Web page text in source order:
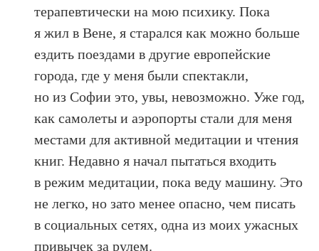
терапевтически на мою психику. Пока
я жил в Вене, я старался как можно больше
ездить поездами в другие европейские
города, где у меня были спектакли,
но из Софии это, увы, невозможно. Уже год,
как самолеты и аэропорты стали для меня
местами для активной медитации и чтения
книг. Недавно я начал пытаться входить
в режим медитации, пока веду машину. Это
не легко, но зато менее опасно, чем писать
в социальных сетях, одна из моих ужасных
привычек за рулем.